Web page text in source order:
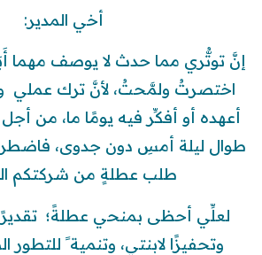
أخي المدير:
إنَّ توتُّري مما حدث لا يوصف مهما
اختصرتُ ولمَّحتُ، لأنَّ ترك عملي
أعهده أو أفكِّر فيه يومًا ما، من
طوال ليلة أمسِ دون جدوى،
طلب عطلةٍ من شركتكم
لعلِّي أحظى بمنحي عطلةً؛
وتحفيزًا لابنتي، وتنمية ً للتطور